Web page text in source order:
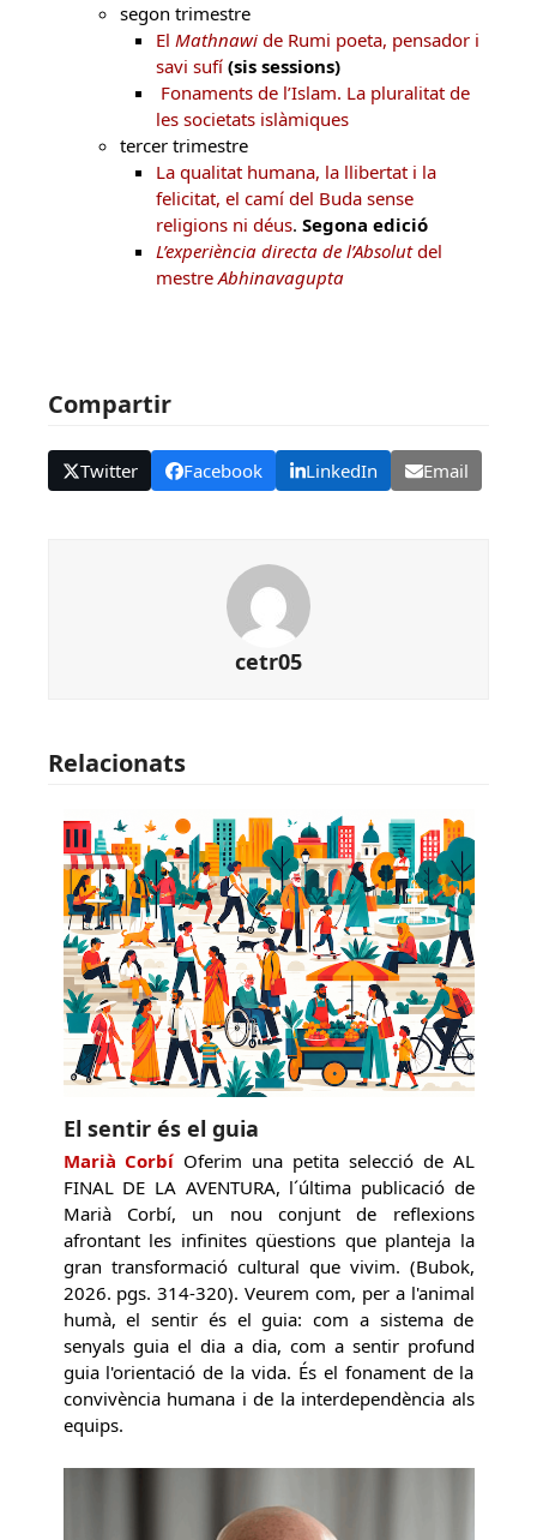
segon trimestre
El Mathnawi de Rumi poeta, pensador i
savi sufí (sis sessions)
Fonaments de l’Islam. La pluralitat de
les societats islàmiques
tercer trimestre
La qualitat humana, la llibertat i la
felicitat, el camí del Buda sense
religions ni déus. Segona edició
L’experiència directa de l’Absolutdel
mestreAbhinavagupta
Compartir
Twitter Facebook LinkedIn Email
cetr05
Relacionats
El sentir és el guia
Marià Corbí Oferim una petita selecció de AL
FINAL DE LA AVENTURA, l´última publicació de
Marià Corbí, un nou conjunt de reflexions
afrontant les infinites qüestions que planteja la
gran transformació cultural que vivim. (Bubok,
2026. pgs. 314-320). Veurem com, per a l'animal
humà, el sentir és el guia: com a sistema de
senyals guia el dia a dia, com a sentir profund
guia l'orientació de la vida. És el fonament de la
convivència humana i de la interdependència als
equips.